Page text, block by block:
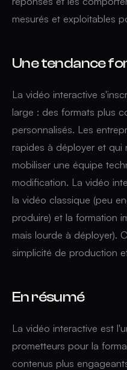
mesurés et exploitables
Une tendance
La vidéo interactive
large : des formats plus
personnalisés. Les
rapides à déployer et qui
mobiliser une équipe
modification. La vidéo
la vidéo classique (peu
produire) et la formation
mais lourde à déployer).
simplicité de production
En résumé
La vidéo interactive est
prometteurs pour la
contenus plus